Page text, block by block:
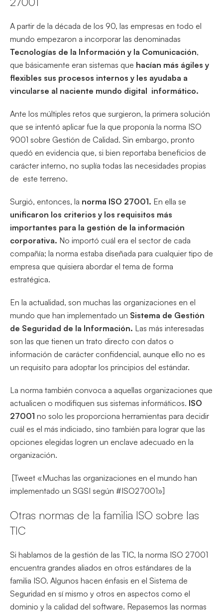
A partir de la década de los 90, las empresas en todo el
mundo empezaron a incorporar las denominadas
Tecnologías de la Información y la Comunicación,
que básicamente eran sistemas que hacían más ágiles y
flexibles sus procesos internos y les ayudaba a
vincularse al naciente mundo digital informático.
Ante los múltiples retos que surgieron, la primera solución
que se intentó aplicar fue la que proponía la norma ISO
9001 sobre Gestión de Calidad. Sin embargo, pronto
quedó en evidencia que, si bien reportaba beneficios de
carácter interno, no suplía todas las necesidades propias
de este terreno.
Surgió, entonces, la norma ISO 27001. En ella se
unificaron los criterios y los requisitos más
importantes para la gestión de la información
corporativa. No importó cuál era el sector de cada
compañía; la norma estaba diseñada para cualquier tipo de
empresa que quisiera abordar el tema de forma
estratégica.
En la actualidad, son muchas las organizaciones en el
mundo que han implementado un Sistema de Gestión
de Seguridad de la Información. Las más interesadas
son las que tienen un trato directo con datos o
información de carácter confidencial, aunque ello no es
un requisito para adoptar los principios del estándar.
La norma también convoca a aquellas organizaciones que
actualicen o modifiquen sus sistemas informáticos. ISO
27001 no solo les proporciona herramientas para decidir
cuál es el más indiciado, sino también para lograr que las
opciones elegidas logren un enclave adecuado en la
organización.
[Tweet «Muchas las organizaciones en el mundo han
implementado un SGSI según #ISO27001»]
Otras normas de la familia ISO sobre las
TIC
Si hablamos de la gestión de las TIC, la norma ISO 27001
encuentra grandes aliados en otros estándares de la
familia ISO. Algunos hacen énfasis en el Sistema de
Seguridad en sí mismo y otros en aspectos como el
dominio y la calidad del software. Repasemos las normas